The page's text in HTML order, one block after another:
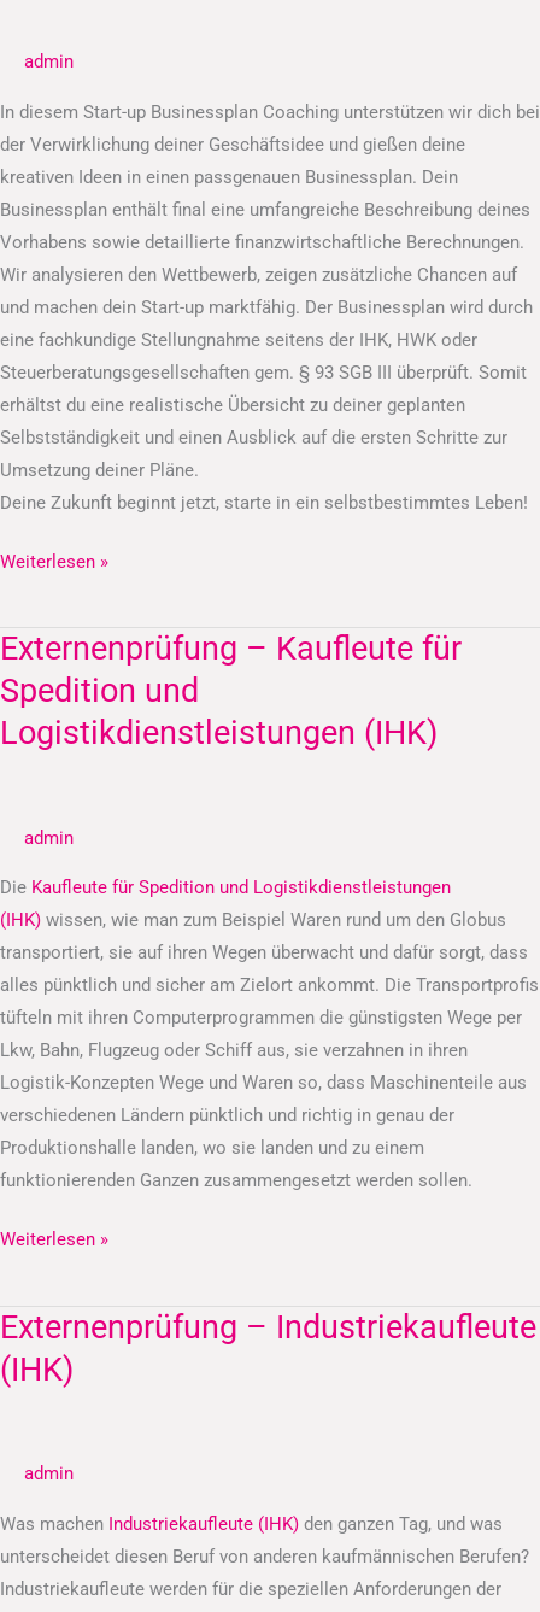
admin
In diesem Start-up Businessplan Coaching unterstützen wir dich bei
der Verwirklichung deiner Geschäftsidee und gießen deine
kreativen Ideen in einen passgenauen Businessplan. Dein
Businessplan enthält final eine umfangreiche Beschreibung deines
Vorhabens sowie detaillierte finanzwirtschaftliche Berechnungen.
Wir analysieren den Wettbewerb, zeigen zusätzliche Chancen auf
und machen dein Start-up marktfähig. Der Businessplan wird durch
eine fachkundige Stellungnahme seitens der IHK, HWK oder
Steuerberatungsgesellschaften gem. § 93 SGB III überprüft. Somit
erhältst du eine realistische Übersicht zu deiner geplanten
Selbstständigkeit und einen Ausblick auf die ersten Schritte zur
Umsetzung deiner Pläne.
Deine Zukunft beginnt jetzt, starte in ein selbstbestimmtes Leben!
Weiterlesen »
Externenprüfung – Kaufleute für
Spedition und
Logistikdienstleistungen (IHK)
admin
Die Kaufleute für Spedition und Logistikdienstleistungen
(IHK) wissen, wie man zum Beispiel Waren rund um den Globus
transportiert, sie auf ihren Wegen überwacht und dafür sorgt, dass
alles pünktlich und sicher am Zielort ankommt. Die Transportprofis
tüfteln mit ihren Computerprogrammen die günstigsten Wege per
Lkw, Bahn, Flugzeug oder Schiff aus, sie verzahnen in ihren
Logistik-Konzepten Wege und Waren so, dass Maschinenteile aus
verschiedenen Ländern pünktlich und richtig in genau der
Produktionshalle landen, wo sie landen und zu einem
funktionierenden Ganzen zusammengesetzt werden sollen.
Externenprüfung
–
Kaufleute
für
Logistikdienstleistungen
Weiterlesen »
Externenprüfung – Industriekaufleute
(IHK)
admin
Was machen Industriekaufleute (IHK) den ganzen Tag, und was
unterscheidet diesen Beruf von anderen kaufmännischen Berufen?
Industriekaufleute werden für die speziellen Anforderungen der
Externenprüfung
–
Industriekaufleute